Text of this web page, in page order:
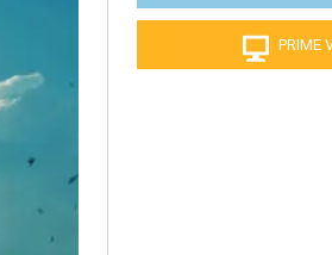
PRIME